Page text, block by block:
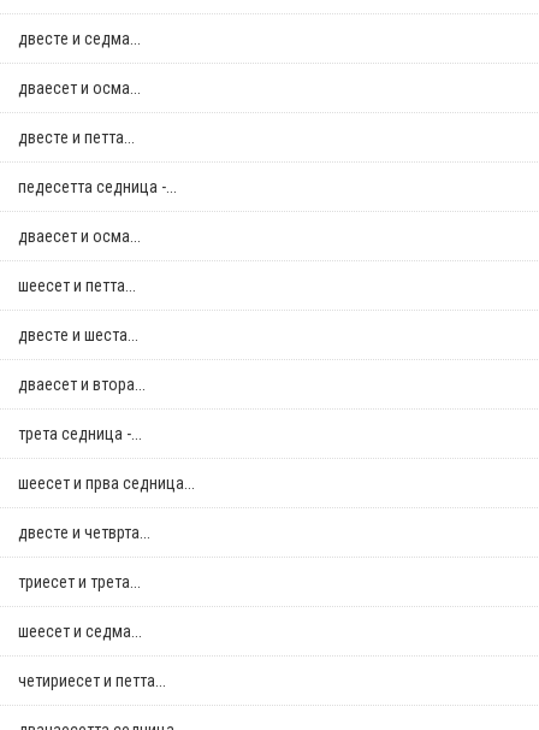
двестe и седма...
дваесет и осма...
двестe и петта...
педесетта седница -...
дваесет и осма...
шеесет и петта...
двестe и шеста...
дваесет и втора...
трета седница -...
шеесет и прва седница...
двестe и четврта...
триесет и трета...
шеесет и седма...
четириесет и петта...